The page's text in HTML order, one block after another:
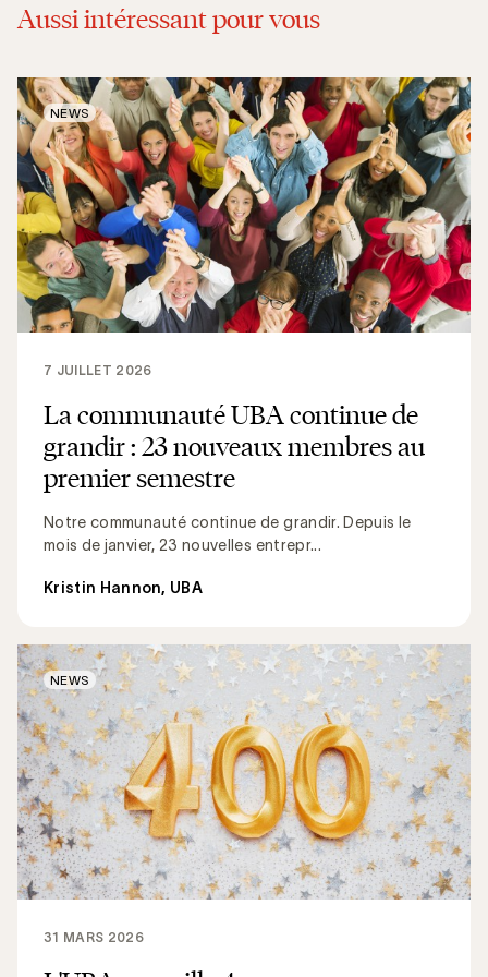
Aussi intéressant pour vous
La communauté UBA continue de
grandir : 23 nouveaux membres au
premier semestre
Notre communauté continue de grandir. Depuis le
mois de janvier, 23 nouvelles entrepr...
7 JUILLET 2026
Kristin Hannon, UBA
NEWS
31 MARS 2026
NEWS